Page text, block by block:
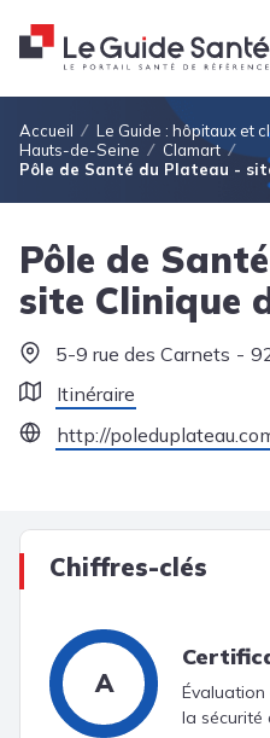
Fil d'Ariane
Accueil Le Guide : hôpitaux et
Hauts-de-Seine
Clamart
Pôle de Santé du Plateau -
Pôle de
site Clinique
5-9 rue des Carnets
Itinéraire
http://
Chiffres-clés
A
la sécurité